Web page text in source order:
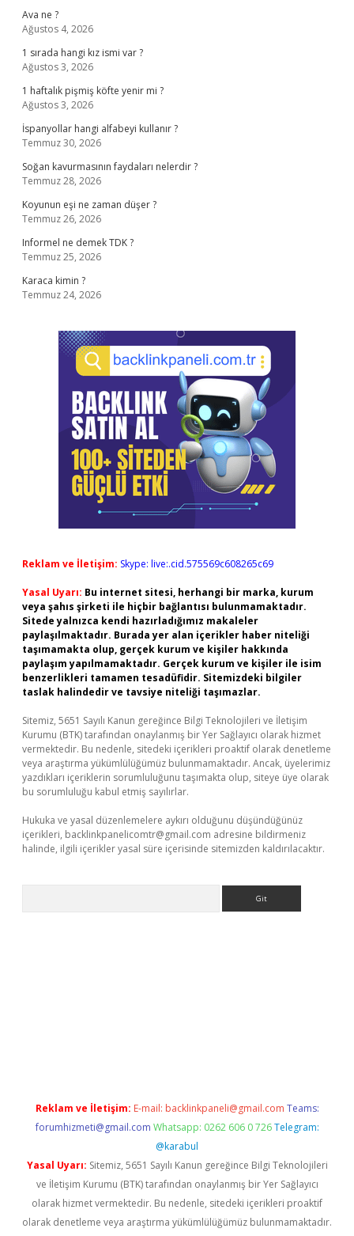
Ava ne ?
Ağustos 4, 2026
1 sırada hangi kız ismi var ?
Ağustos 3, 2026
1 haftalık pişmiş köfte yenir mi ?
Ağustos 3, 2026
İspanyollar hangi alfabeyi kullanır ?
Temmuz 30, 2026
Soğan kavurmasının faydaları nelerdir ?
Temmuz 28, 2026
Koyunun eşi ne zaman düşer ?
Temmuz 26, 2026
Informel ne demek TDK ?
Temmuz 25, 2026
Karaca kimin ?
Temmuz 24, 2026
Reklam ve İletişim: Skype: live:.cid.575569c608265c69
Yasal Uyarı: Bu internet sitesi, herhangi bir marka, kurum
veya şahıs şirketi ile hiçbir bağlantısı bulunmamaktadır.
Sitede yalnızca kendi hazırladığımız makaleler
paylaşılmaktadır. Burada yer alan içerikler haber niteliği
taşımamakta olup, gerçek kurum ve kişiler hakkında
paylaşım yapılmamaktadır. Gerçek kurum ve kişiler ile isim
benzerlikleri tamamen tesadüfidir. Sitemizdeki bilgiler
taslak halindedir ve tavsiye niteliği taşımazlar.
Sitemiz, 5651 Sayılı Kanun gereğince Bilgi Teknolojileri ve İletişim
Kurumu (BTK) tarafından onaylanmış bir Yer Sağlayıcı olarak hizmet
vermektedir. Bu nedenle, sitedeki içerikleri proaktif olarak denetleme
veya araştırma yükümlülüğümüz bulunmamaktadır. Ancak, üyelerimiz
yazdıkları içeriklerin sorumluluğunu taşımakta olup, siteye üye olarak
bu sorumluluğu kabul etmiş sayılırlar.
Hukuka ve yasal düzenlemelere aykırı olduğunu düşündüğünüz
içerikleri, backlinkpanelicomtr@gmail.com adresine bildirmeniz
halinde, ilgili içerikler yasal süre içerisinde sitemizden kaldırılacaktır.
Reklam ve İletişim: E-mail: backlinkpaneli@gmail.com Teams:
forumhizmeti@gmail.com Whatsapp: 0262 606 0 726 Telegram:
@karabul
Yasal Uyarı: Sitemiz, 5651 Sayılı Kanun gereğince Bilgi Teknolojileri
ve İletişim Kurumu (BTK) tarafından onaylanmış bir Yer Sağlayıcı
olarak hizmet vermektedir. Bu nedenle, sitedeki içerikleri proaktif
olarak denetleme veya araştırma yükümlülüğümüz bulunmamaktadır.